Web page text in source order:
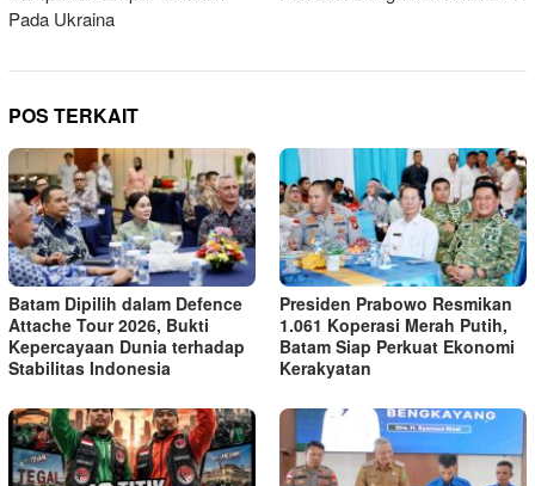
Pada Ukraina
POS TERKAIT
Batam Dipilih dalam Defence
Attache Tour 2026, Bukti
Kepercayaan Dunia terhadap
Stabilitas Indonesia
Presiden Prabowo Resmikan
1.061 Koperasi Merah Putih,
Batam Siap Perkuat Ekonomi
Kerakyatan